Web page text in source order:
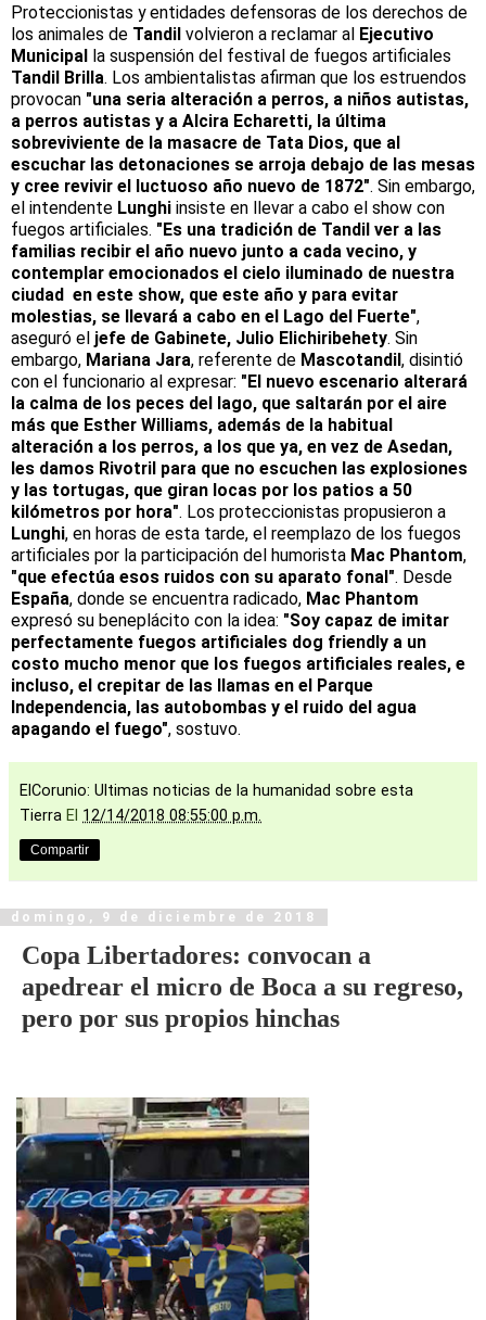
Proteccionistas y entidades defensoras de los derechos de
los animales de Tandil volvieron a reclamar al Ejecutivo
Municipal la suspensión del festival de fuegos artificiales
Tandil Brilla. Los ambientalistas afirman que los estruendos
provocan "una seria alteración a perros, a niños autistas,
a perros autistas y a Alcira Echaretti, la última
sobreviviente de la masacre de Tata Dios, que al
escuchar las detonaciones se arroja debajo de las mesas
y cree revivir el luctuoso año nuevo de 1872". Sin embargo,
el intendente Lunghi insiste en llevar a cabo el show con
fuegos artificiales. "Es una tradición de Tandil ver a las
familias recibir el año nuevo junto a cada vecino, y
contemplar emocionados el cielo iluminado de nuestra
ciudad en este show, que este año y para evitar
molestias, se llevará a cabo en el Lago del Fuerte",
aseguró el jefe de Gabinete, Julio Elichiribehety. Sin
embargo, Mariana Jara, referente de Mascotandil, disintió
con el funcionario al expresar: "El nuevo escenario alterará
la calma de los peces del lago, que saltarán por el aire
más que Esther Williams, además de la habitual
alteración a los perros, a los que ya, en vez de Asedan,
les damos Rivotril para que no escuchen las explosiones
y las tortugas, que giran locas por los patios a 50
kilómetros por hora". Los proteccionistas propusieron a
Lunghi, en horas de esta tarde, el reemplazo de los fuegos
artificiales por la participación del humorista Mac Phantom,
"que efectúa esos ruidos con su aparato fonal". Desde
España, donde se encuentra radicado, Mac Phantom
expresó su beneplácito con la idea: "Soy capaz de imitar
perfectamente fuegos artificiales dog friendly a un
costo mucho menor que los fuegos artificiales reales, e
incluso, el crepitar de las llamas en el Parque
Independencia, las autobombas y el ruido del agua
apagando el fuego", sostuvo.
ElCorunio: Ultimas noticias de la humanidad sobre esta
Tierra El 12/14/2018 08:55:00 p.m.
Compartir
domingo, 9 de diciembre de 2018
Copa Libertadores: convocan a
apedrear el micro de Boca a su regreso,
pero por sus propios hinchas